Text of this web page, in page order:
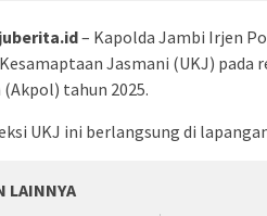
– Kapolda Jambi Irjen
Jasmani (UKJ)
tahun 2025.
UKJ ini berlangsung di
LAINNYA